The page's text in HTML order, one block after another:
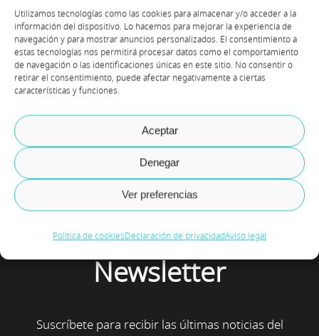
Utilizamos tecnologías como las cookies para almacenar y/o acceder a la
información del dispositivo. Lo hacemos para mejorar la experiencia de
navegación y para mostrar anuncios personalizados. El consentimiento a
estas tecnologías nos permitirá procesar datos como el comportamiento
de navegación o las identificaciones únicas en este sitio. No consentir o
retirar el consentimiento, puede afectar negativamente a ciertas
características y funciones.
Aceptar
Denegar
Ver preferencias
Política de cookiesDeclaración de privacidadAviso legal
Newsletter
Suscríbete para recibir las últimas noticias del